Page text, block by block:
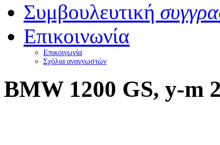
Συμβουλευτική
Επικοινωνία
Επικοινωνία
Σχόλια αναγνωστών
BMW 1200 GS, y-m